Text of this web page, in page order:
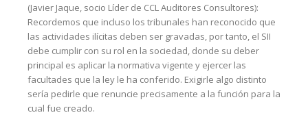
(Javier Jaque, socio Líder de CCL Auditores Consultores):
Recordemos que incluso los tribunales han reconocido que
las actividades ilícitas deben ser gravadas, por tanto, el SII
debe cumplir con su rol en la sociedad, donde su deber
principal es aplicar la normativa vigente y ejercer las
facultades que la ley le ha conferido. Exigirle algo distinto
sería pedirle que renuncie precisamente a la función para la
cual fue creado.